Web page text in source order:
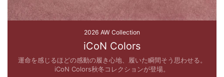
2026 AW Collection
iCoN Colors
運命を感じるほどの感動の履き心地、履いた瞬間そう思わせる。
iCoN Colors秋冬コレクションが登場。